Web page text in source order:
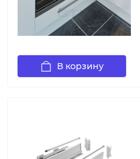
В корзину